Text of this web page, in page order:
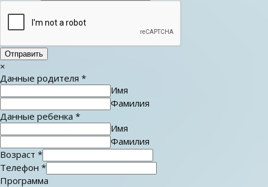
Отправить
×
Данные родителя *
Имя
Фамилия
Данные ребенка *
Имя
Фамилия
Возраст *
Телефон *
Программа